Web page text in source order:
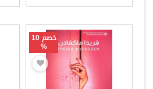
خصم 10
%